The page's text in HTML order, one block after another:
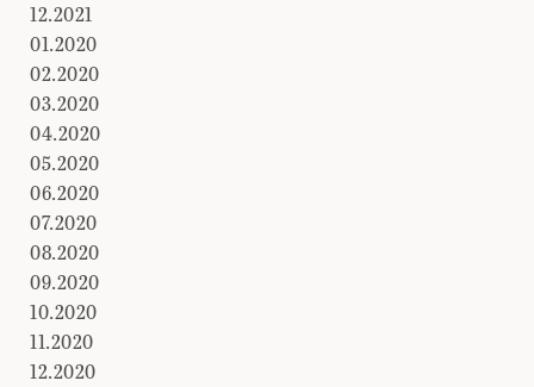
12.2021
01.2020
02.2020
03.2020
04.2020
05.2020
06.2020
07.2020
08.2020
09.2020
10.2020
11.2020
12.2020